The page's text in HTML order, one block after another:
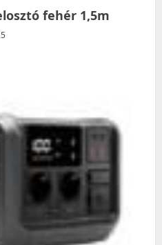
fehér 1,5m